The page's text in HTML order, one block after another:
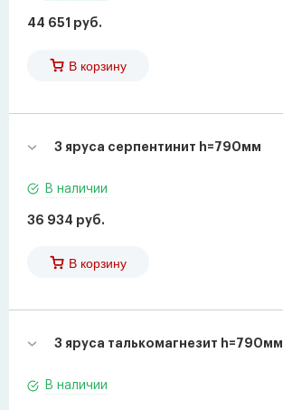
44 651 руб.
В корзину
3 яруса серпентинит h=790мм
В наличии
36 934 руб.
В корзину
3 яруса талькомагнезит h=790мм
В наличии